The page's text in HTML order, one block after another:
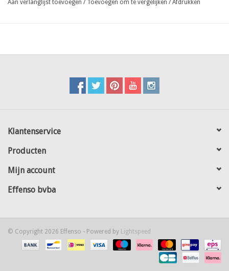
Aan verlanglijst toevoegen / Toevoegen om te vergelijken /Afdrukken
Klantenservice
Producten
Mijn account
Effenso bvba
© Copyright 2026 Effenso - Powered by Lightspeed